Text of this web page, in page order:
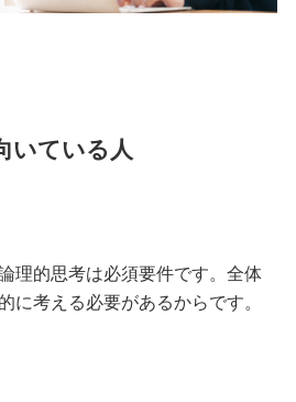
いている人
理的思考は必須要件です。全体
に考える必要があるからです。